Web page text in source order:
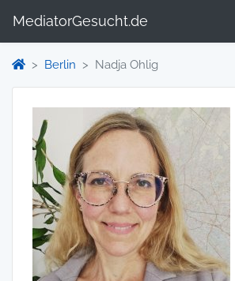
MediatorGesucht.de
Berlin Nadja Ohlig